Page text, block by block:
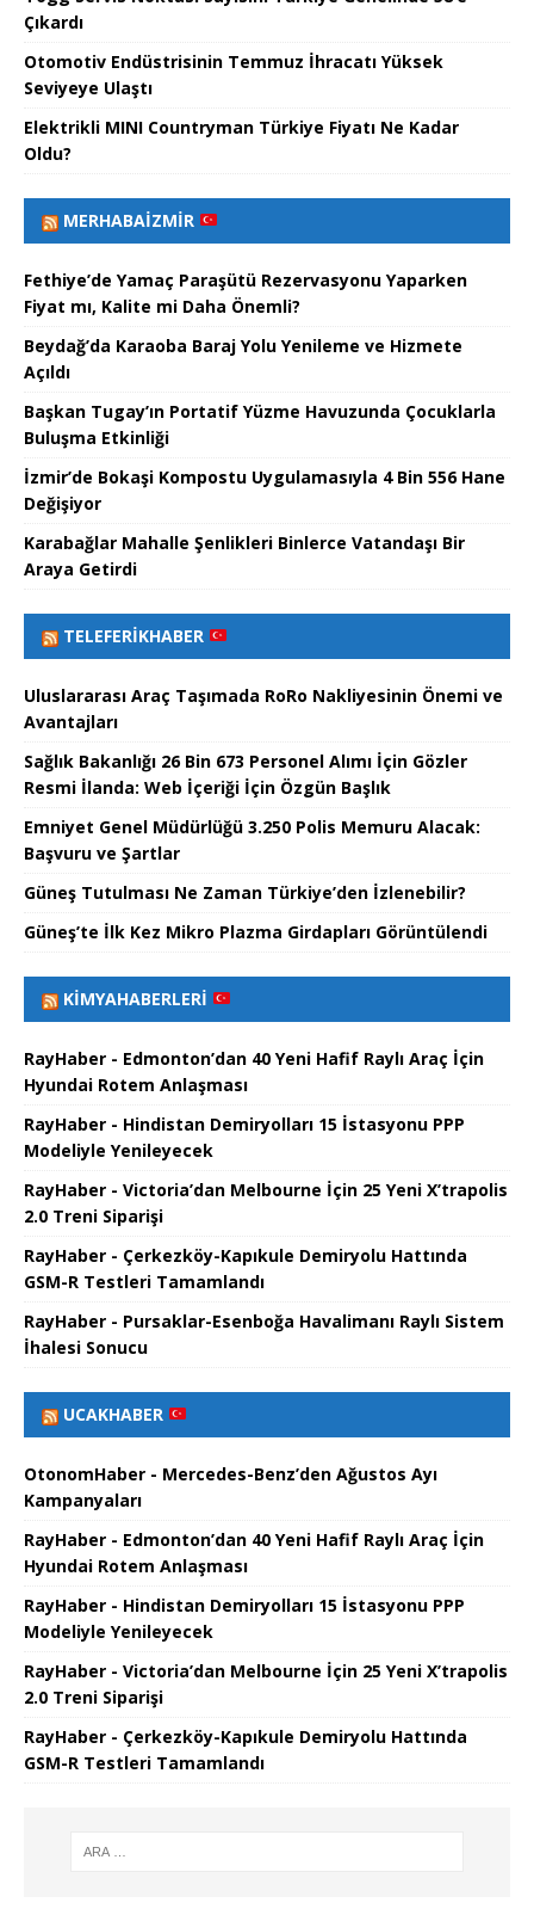
Çıkardı
Otomotiv Endüstrisinin Temmuz İhracatı Yüksek
Seviyeye Ulaştı
Elektrikli MINI Countryman Türkiye Fiyatı Ne Kadar
Oldu?
MERHABAİZMIR
Fethiye’de Yamaç Paraşütü Rezervasyonu Yaparken
Fiyat mı, Kalite mi Daha Önemli?
Beydağ’da Karaoba Baraj Yolu Yenileme ve Hizmete
Açıldı
Başkan Tugay’ın Portatif Yüzme Havuzunda Çocuklarla
Buluşma Etkinliği
İzmir’de Bokaşi Kompostu Uygulamasıyla 4 Bin 556 Hane
Değişiyor
Karabağlar Mahalle Şenlikleri Binlerce Vatandaşı Bir
Araya Getirdi
TELEFERIKHABER
Uluslararası Araç Taşımada RoRo Nakliyesinin Önemi ve
Avantajları
Sağlık Bakanlığı 26 Bin 673 Personel Alımı İçin Gözler
Resmi İlanda: Web İçeriği İçin Özgün Başlık
Emniyet Genel Müdürlüğü 3.250 Polis Memuru Alacak:
Başvuru ve Şartlar
Güneş Tutulması Ne Zaman Türkiye’den İzlenebilir?
Güneş’te İlk Kez Mikro Plazma Girdapları Görüntülendi
KIMYAHABERLERI
RayHaber - Edmonton’dan 40 Yeni Hafif Raylı Araç İçin
Hyundai Rotem Anlaşması
RayHaber - Hindistan Demiryolları 15 İstasyonu PPP
Modeliyle Yenileyecek
RayHaber - Victoria’dan Melbourne İçin 25 Yeni X’trapolis
2.0 Treni Siparişi
RayHaber - Çerkezköy-Kapıkule Demiryolu Hattında
GSM-R Testleri Tamamlandı
RayHaber - Pursaklar-Esenboğa Havalimanı Raylı Sistem
İhalesi Sonucu
UCAKHABER
OtonomHaber - Mercedes-Benz’den Ağustos Ayı
Kampanyaları
RayHaber - Edmonton’dan 40 Yeni Hafif Raylı Araç İçin
Hyundai Rotem Anlaşması
RayHaber - Hindistan Demiryolları 15 İstasyonu PPP
Modeliyle Yenileyecek
RayHaber - Victoria’dan Melbourne İçin 25 Yeni X’trapolis
2.0 Treni Siparişi
RayHaber - Çerkezköy-Kapıkule Demiryolu Hattında
GSM-R Testleri Tamamlandı